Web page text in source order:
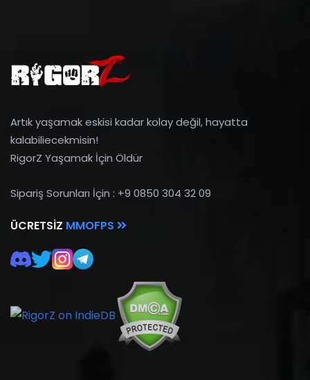
Artık yaşamak eskisi kadar kolay değil, hayatta
kalabiliecekmisin!
RigorZ Yaşamak İçin Öldür
Sipariş Sorunları İçin : +9 0850 304 32 09
ÜCRETSIZ MMOFPS